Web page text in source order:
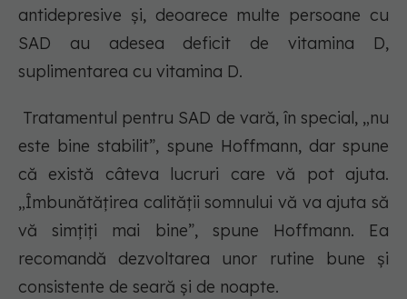
antidepresive și, deoarece multe persoane cu
SAD au adesea deficit de vitamina D,
suplimentarea cu vitamina D.
Tratamentul pentru SAD de vară, în special, „nu
este bine stabilit”, spune Hoffmann, dar spune
că există câteva lucruri care vă pot ajuta.
„Îmbunătățirea calității somnului vă va ajuta să
vă simțiți mai bine”, spune Hoffmann. Ea
recomandă dezvoltarea unor rutine bune și
consistente de seară și de noapte.